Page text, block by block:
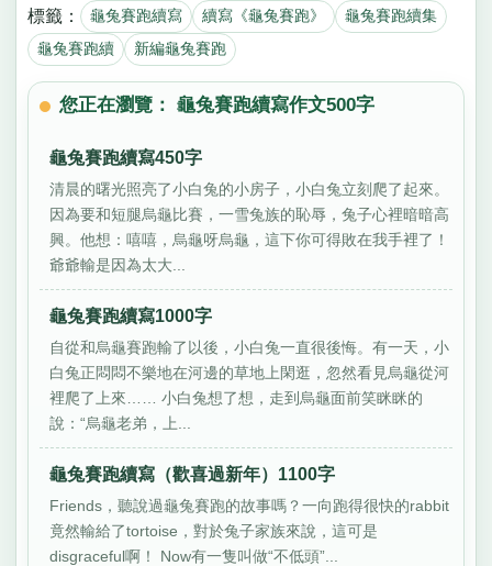
標籤： 龜兔賽跑續寫 續寫《龜兔賽跑》
龜兔賽跑續集
龜兔賽跑續
新編龜兔賽跑
您正在瀏覽： 龜兔賽跑續寫作文500字
龜兔賽跑續寫450字
清晨的曙光照亮了小白兔的小房子，小白兔立刻爬了起來。
因為要和短腿烏龜比賽，一雪兔族的恥辱，兔子心裡暗暗高
興。他想：嘻嘻，烏龜呀烏龜，這下你可得敗在我手裡了！
爺爺輸是因為太大...
龜兔賽跑續寫1000字
自從和烏龜賽跑輸了以後，小白兔一直很後悔。有一天，小
白兔正悶悶不樂地在河邊的草地上閑逛，忽然看見烏龜從河
裡爬了上來…… 小白兔想了想，走到烏龜面前笑眯眯的
說：“烏龜老弟，上...
龜兔賽跑續寫（歡喜過新年）1100字
Friends，聽說過龜兔賽跑的故事嗎？一向跑得很快的rabbit
竟然輸給了tortoise，對於兔子家族來說，這可是
disgraceful啊！ Now有一隻叫做“不低頭”...